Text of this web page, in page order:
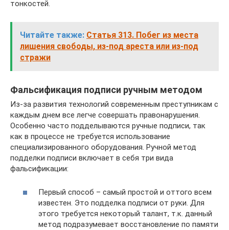
тонкостей.
Читайте также: Статья 313. Побег из места
лишения свободы, из-под ареста или из-под
стражи
Фальсификация подписи ручным методом
Из-за развития технологий современным преступникам с
каждым днем все легче совершать правонарушения.
Особенно часто подделываются ручные подписи, так
как в процессе не требуется использование
специализированного оборудования. Ручной метод
подделки подписи включает в себя три вида
фальсификации:
Первый способ – самый простой и оттого всем
известен. Это подделка подписи от руки. Для
этого требуется некоторый талант, т.к. данный
метод подразумевает восстановление по памяти